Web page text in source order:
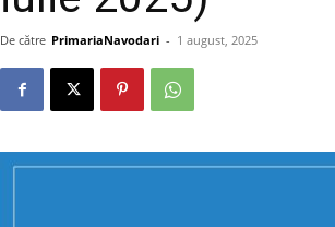
De către PrimariaNavodari - 1 august, 2025